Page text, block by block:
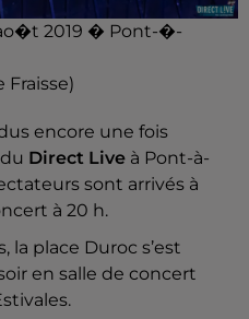
2019 � Pont-�-
Fraisse)
encore une fois
Direct Live à Pont-à-
sont arrivés à
à 20 h.
la place Duroc s’est
en salle de concert